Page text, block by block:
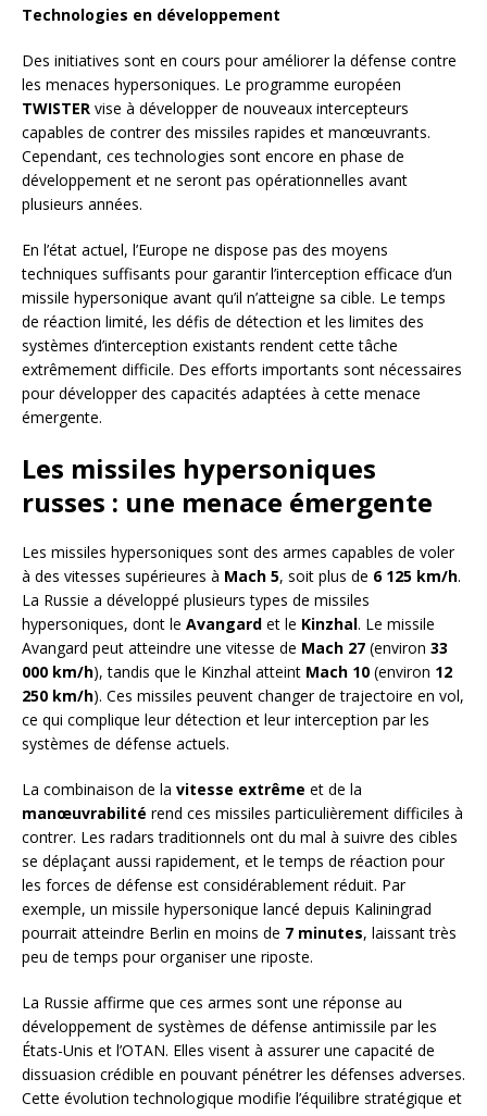
Technologies en développement
Des initiatives sont en cours pour améliorer la défense contre
les menaces hypersoniques. Le programme européen
TWISTER vise à développer de nouveaux intercepteurs
capables de contrer des missiles rapides et manœuvrants.
Cependant, ces technologies sont encore en phase de
développement et ne seront pas opérationnelles avant
plusieurs années.
En l’état actuel, l’Europe ne dispose pas des moyens
techniques suffisants pour garantir l’interception efficace d’un
missile hypersonique avant qu’il n’atteigne sa cible. Le temps
de réaction limité, les défis de détection et les limites des
systèmes d’interception existants rendent cette tâche
extrêmement difficile. Des efforts importants sont nécessaires
pour développer des capacités adaptées à cette menace
émergente.
Les missiles hypersoniques
russes : une menace émergente
Les missiles hypersoniques sont des armes capables de voler
à des vitesses supérieures à Mach 5, soit plus de 6 125 km/h.
La Russie a développé plusieurs types de missiles
hypersoniques, dont le Avangard et le Kinzhal. Le missile
Avangard peut atteindre une vitesse de Mach 27 (environ 33
000 km/h), tandis que le Kinzhal atteint Mach 10 (environ 12
250 km/h). Ces missiles peuvent changer de trajectoire en vol,
ce qui complique leur détection et leur interception par les
systèmes de défense actuels.
La combinaison de la vitesse extrême et de la
manœuvrabilité rend ces missiles particulièrement difficiles à
contrer. Les radars traditionnels ont du mal à suivre des cibles
se déplaçant aussi rapidement, et le temps de réaction pour
les forces de défense est considérablement réduit. Par
exemple, un missile hypersonique lancé depuis Kaliningrad
pourrait atteindre Berlin en moins de 7 minutes, laissant très
peu de temps pour organiser une riposte.
La Russie affirme que ces armes sont une réponse au
développement de systèmes de défense antimissile par les
États-Unis et l’OTAN. Elles visent à assurer une capacité de
dissuasion crédible en pouvant pénétrer les défenses adverses.
Cette évolution technologique modifie l’équilibre stratégique et